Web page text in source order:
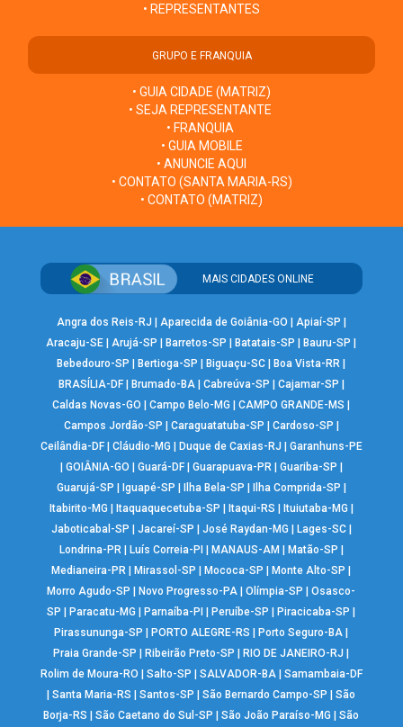
• REPRESENTANTES
GRUPO E FRANQUIA
• GUIA CIDADE (MATRIZ)
• SEJA REPRESENTANTE
• FRANQUIA
• GUIA MOBILE
• ANUNCIE AQUI
• CONTATO (SANTA MARIA-RS)
• CONTATO (MATRIZ)
MAIS CIDADES ONLINE
Angra dos Reis-RJ Aparecida de Goiânia-GO Apiaí-SP
Aracaju-SE |Arujá-SP Barretos-SP Batatais-SP Bauru-SP
Bebedouro-SP
Bertioga-SP Biguaçu-SC Boa Vista-RR
BRASÍLIA-DF| Brumado-BA| Cabreúva-SP Cajamar-SP
Caldas Novas-GO
|Campo Belo-MG |CAMPO GRANDE-MS
Campos Jordão-SP
Caraguatatuba-SP Cardoso-SP
Ceilândia-DF| Cláudio-MG Duque de Caxias-RJ
Garanhuns-PE
GOIÂNIA-GO Guará-DF| Guarapuava-PR| Guariba-SP
Guarujá-SP
Iguapé-SP Ilha Bela-SP Ilha Comprida-SP
Itabirito-MG
Itaquaquecetuba-SP Itaqui-RS Ituiutaba-MG
Jaboticabal-SP
Jacareí-SP José Raydan-MG Lages-SC|
Londrina-PR| Luís Correia-PI MANAUS-AM Matão-SP
Medianeira-PR
Mirassol-SP Mococa-SP Monte Alto-SP
Morro Agudo-SP
Novo Progresso-PA |Olímpia-SP |Osasco-
SP
Paracatu-MG Parnaíba-PI Peruíbe-SP Piracicaba-SP
Pirassununga-SP
PORTO ALEGRE-RS Porto Seguro-BA
Praia Grande-SP
Ribeirão Preto-SP RIO DE JANEIRO-RJ
Rolim de Moura-RO
Salto-SP SALVADOR-BA| Samambaia-DF
|Santa Maria-RS |Santos-SP |São Bernardo Campo-SP |São
Borja-RS
|São Caetano do Sul-SP |São João Paraíso-MG |São